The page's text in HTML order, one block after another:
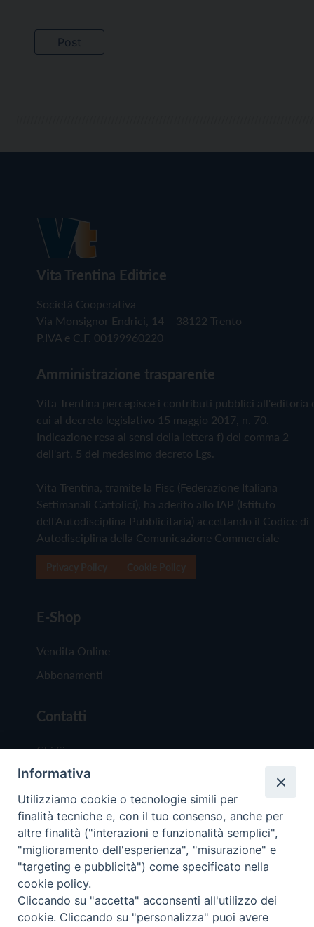
Vita Trentina Editrice
Società Cooperativa
Via Monsignor Endrici, 14 – 38122 Trento
P.IVA e C.F. 00199960220
Amministrazione trasparente
Vita Trentina percepisce i contributi pubblici all'editoria
cui al decreto legislativo 15 maggio 2017, n. 70.
Indicazione resa ai sensi della lettera f) del comma 2
dell'art. 5 del medesimo decreto Lgs.
Vita Trentina, tramite la Fisc (Federazione Italiana
Settimanali Cattolici), ha aderito allo IAP (Istituto
dell'Autodisciplina Pubblicitaria) accettando il Codice di
Autodisciplina della Comunicazione Commerciale
E-Shop
Vendita Online
Abbonamenti
Contatti
Chi Siamo
Redazione
Scrivici
Copyright © 2019 - Tutti i diritti riservati - Vita
Trentina Editrice
Informativa
Utilizziamo cookie o tecnologie simili per
finalità tecniche e, con il tuo consenso, anche per
altre finalità ("interazioni e funzionalità semplici",
"miglioramento dell'esperienza", "misurazione" e
"targeting e pubblicità") come specificato nella
cookie policy.
Cliccando su "accetta" acconsenti all'utilizzo dei
cookie. Cliccando su "personalizza" puoi avere